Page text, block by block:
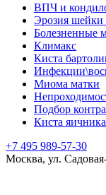
ВПЧ и
Эрозия шейки
Болезненные
Климакс
Киста
Миома матки
Подбор
Киста яичника
+7 495 989-57-30
Москва, ул.